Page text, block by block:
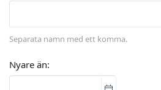
Separata namn med ett komma.
Nyare än